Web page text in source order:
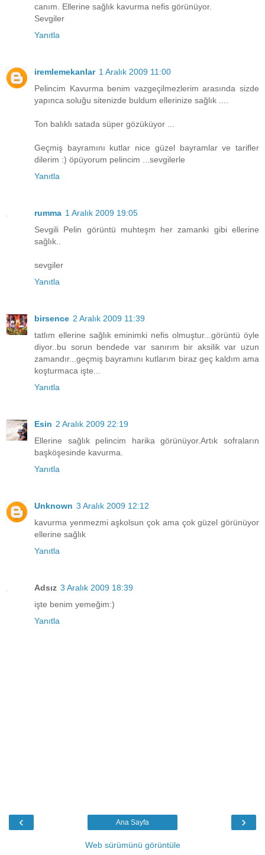
canım. Ellerine sağlık kavurma nefis görünüyor.
Sevgiler
Yanıtla
iremlemekanlar 1 Aralık 2009 11:00
Pelincim Kavurma benim vazgeçilmezlerim arasında sizde
yapınca soluğu sitenizde buldum ellerinize sağlık ....
Ton balıklı satada süper gözüküyor ...
Geçmiş bayramını kutlar nice güzel bayramlar ve tarifler
dilerim :) öpüyorum pelincim ...sevgilerle
Yanıtla
rumma 1 Aralık 2009 19:05
Sevgili Pelin görüntü muhteşm her zamanki gibi ellerine
sağlık..
sevgiler
Yanıtla
birsence 2 Aralık 2009 11:39
tatlım ellerine sağlık eminimki nefis olmuştur...görüntü öyle
diyor..bu sorun bendede var sanırım bir aksilik var uzun
zamandır...geçmiş bayramını kutlarım biraz geç kaldım ama
koşturmaca işte...
Yanıtla
Esin 2 Aralık 2009 22:19
Ellerine sağlık pelincim harika görünüyor.Artık sofraların
başköşesinde kavurma.
Yanıtla
Unknown 3 Aralık 2009 12:12
kavurma yenmezmi aşkolsun çok ama çok güzel görünüyor
ellerine sağlık
Yanıtla
Adsız 3 Aralık 2009 18:39
işte benim yemeğim:)
Yanıtla
‹ ›
Ana Sayfa
Web sürümünü görüntüle